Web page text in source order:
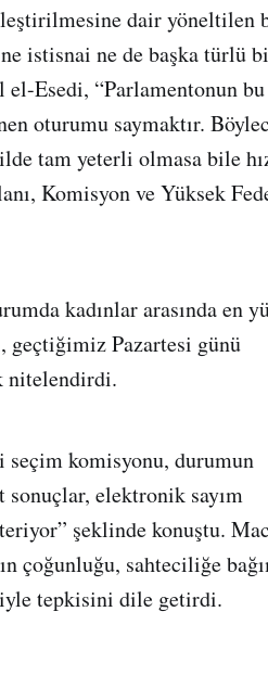
dair yöneltilen
istisnai ne de başka türlü
el-Esedi, “Parlamentonun bu
oturumu saymaktır.
tam yeterli olmasa bile
Komisyon ve Yüksek
kadınlar arasında en
geçtiğimiz Pazartesi günü
nitelendirdi.
seçim komisyonu, durumun
elektronik sayım
şeklinde konuştu.
çoğunluğu, sahteciliğe
tepkisini dile getirdi.